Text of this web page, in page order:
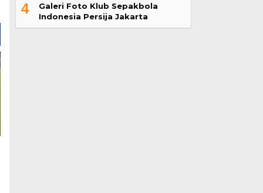
4
Galeri Foto Klub Sepakbola
Indonesia Persija Jakarta